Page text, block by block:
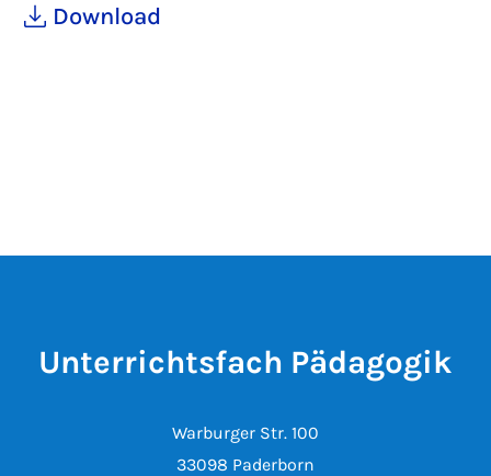
Download
Unterrichtsfach Pädagogik
Warburger Str. 100
33098 Paderborn